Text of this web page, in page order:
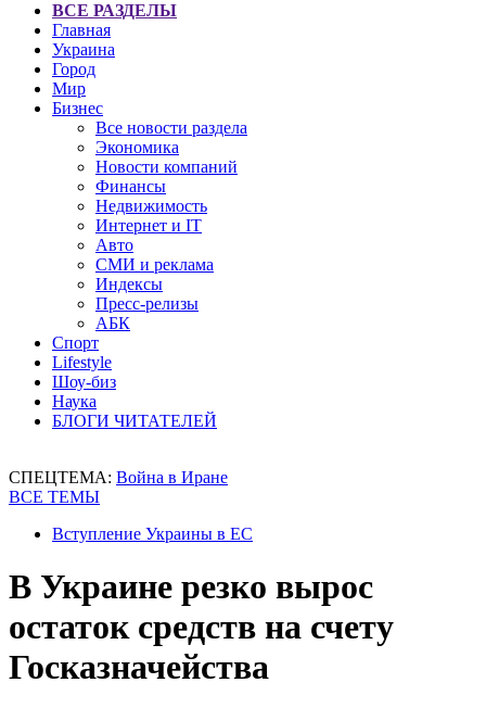
ВСЕ РАЗДЕЛЫ
Главная
Украина
Город
Мир
Бизнес
Все новости раздела
Экономика
Новости компаний
Финансы
Недвижимость
Интернет и IT
Авто
СМИ и реклама
Индексы
Пресс-релизы
АБК
Спорт
Lifestyle
Шоу-биз
Наука
БЛОГИ ЧИТАТЕЛЕЙ
СПЕЦТЕМА: Война в Иране
ВСЕ ТЕМЫ
Вступление Украины в ЕС
В Украине резко вырос
остаток средств на счету
Госказначейства